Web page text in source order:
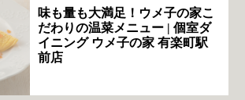
味も量も大満足！ウメ子の家こ
だわりの温菜メニュー | 個室ダ
イニング ウメ子の家 有楽町駅
前店